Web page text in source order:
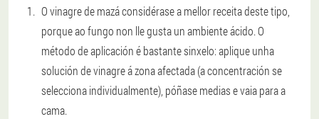
O vinagre de mazá considérase a mellor receita deste tipo,
porque ao fungo non lle gusta un ambiente ácido. O
método de aplicación é bastante sinxelo: aplique unha
solución de vinagre á zona afectada (a concentración se
selecciona individualmente), póñase medias e vaia para a
cama.